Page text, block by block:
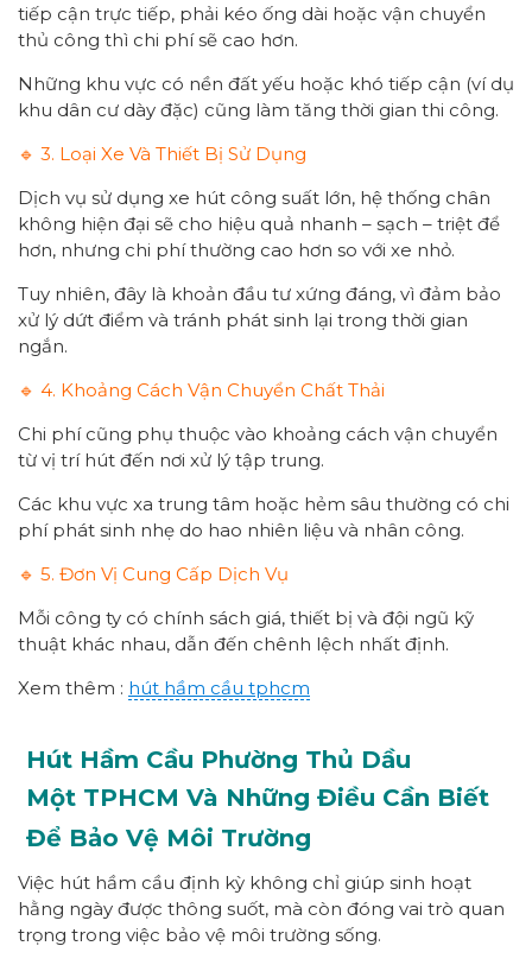
tiếp cận trực tiếp, phải kéo ống dài hoặc vận chuyển
thủ công thì chi phí sẽ cao hơn.
Những khu vực có nền đất yếu hoặc khó tiếp cận (ví dụ
khu dân cư dày đặc) cũng làm tăng thời gian thi công.
🔹 3. Loại Xe Và Thiết Bị Sử Dụng
Dịch vụ sử dụng xe hút công suất lớn, hệ thống chân
không hiện đại sẽ cho hiệu quả nhanh – sạch – triệt để
hơn, nhưng chi phí thường cao hơn so với xe nhỏ.
Tuy nhiên, đây là khoản đầu tư xứng đáng, vì đảm bảo
xử lý dứt điểm và tránh phát sinh lại trong thời gian
ngắn.
🔹 4. Khoảng Cách Vận Chuyển Chất Thải
Chi phí cũng phụ thuộc vào khoảng cách vận chuyển
từ vị trí hút đến nơi xử lý tập trung.
Các khu vực xa trung tâm hoặc hẻm sâu thường có chi
phí phát sinh nhẹ do hao nhiên liệu và nhân công.
🔹 5. Đơn Vị Cung Cấp Dịch Vụ
Mỗi công ty có chính sách giá, thiết bị và đội ngũ kỹ
thuật khác nhau, dẫn đến chênh lệch nhất định.
Xem thêm : hút hầm cầu tphcm
Hút Hầm Cầu Phường Thủ Dầu
Một TPHCM Và Những Điều Cần Biết
Để Bảo Vệ Môi Trường
Việc hút hầm cầu định kỳ không chỉ giúp sinh hoạt
hằng ngày được thông suốt, mà còn đóng vai trò quan
trọng trong việc bảo vệ môi trường sống.